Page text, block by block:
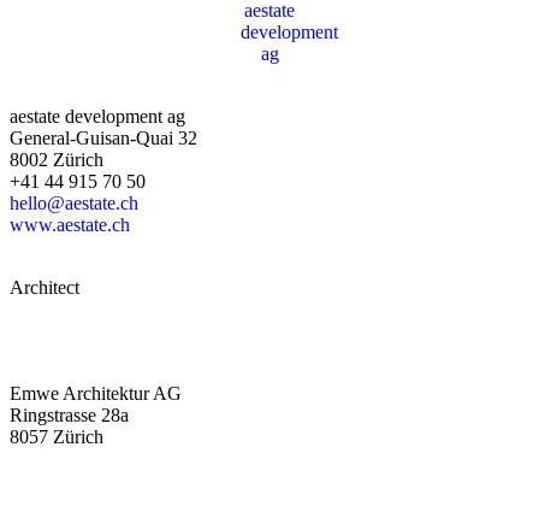
aestate development ag
General-Guisan-Quai 32
8002 Zürich
+41 44 915 70 50
hello@aestate.ch
www.aestate.ch
Architect
Emwe Architektur AG
Ringstrasse 28a
8057 Zürich